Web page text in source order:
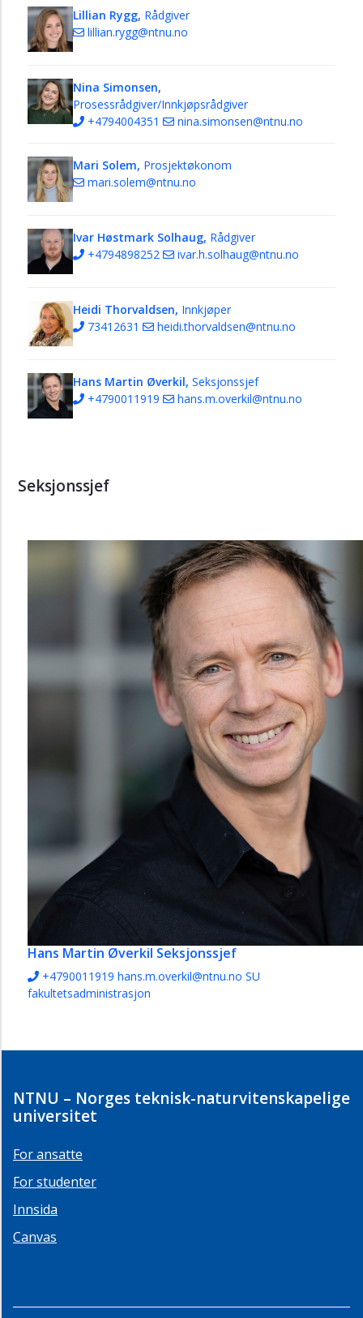
Lillian Rygg, Rådgiver
lillian.rygg@ntnu.no
Nina Simonsen,
Prosessrådgiver/Innkjøpsrådgiver
+4794004351
nina.simonsen@ntnu.no
Mari Solem, Prosjektøkonom
mari.solem@ntnu.no
Ivar Høstmark Solhaug, Rådgiver
+4794898252
ivar.h.solhaug@ntnu.no
Heidi Thorvaldsen, Innkjøper
73412631
heidi.thorvaldsen@ntnu.no
Hans Martin Øverkil, Seksjonssjef
+4790011919
hans.m.overkil@ntnu.no
Seksjonssjef
Hans Martin Øverkil Seksjonssjef
+4790011919 hans.m.overkil@ntnu.no SU
fakultetsadministrasjon
NTNU – Norges teknisk-naturvitenskapelige
universitet
For ansatte
For studenter
Innsida
Canvas